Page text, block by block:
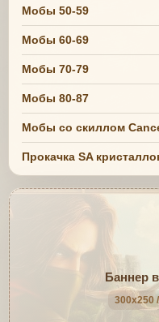
Мобы 50-59
Мобы 60-69
Мобы 70-79
Мобы 80-87
Мобы со скиллом
Прокачка SA
Баннер
300x250